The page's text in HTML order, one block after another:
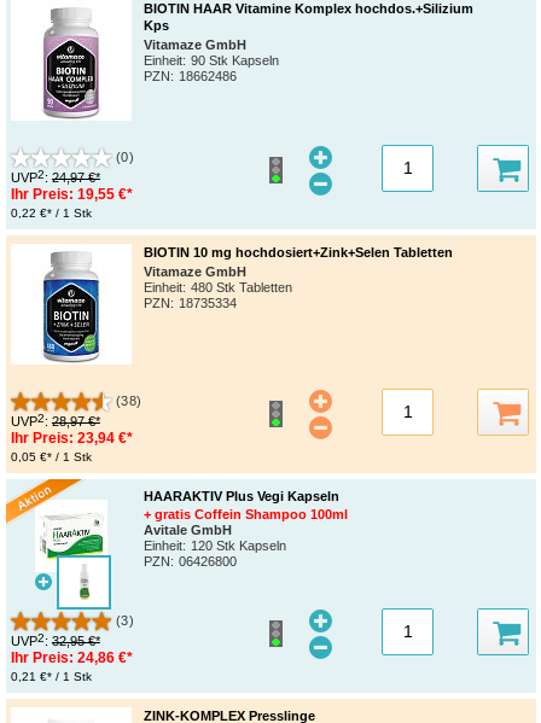
BIOTIN HAAR Vitamine Komplex hochdos.+Silizium
Kps
Vitamaze GmbH
Einheit: 90 Stk Kapseln
PZN: 18662486
(0)
UVP2: 24,97 €*
Ihr Preis: 19,55 €*
0,22 €* / 1 Stk
BIOTIN 10 mg hochdosiert+Zink+Selen Tabletten
Vitamaze GmbH
Einheit: 480 Stk Tabletten
PZN: 18735334
(38)
UVP2: 28,97 €*
Ihr Preis: 23,94 €*
0,05 €* / 1 Stk
HAARAKTIV Plus Vegi Kapseln
+ gratis Coffein Shampoo 100ml
Avitale GmbH
Einheit: 120 Stk Kapseln
PZN: 06426800
(3)
UVP2: 32,95 €*
Ihr Preis: 24,86 €*
0,21 €* / 1 Stk
ZINK-KOMPLEX Presslinge